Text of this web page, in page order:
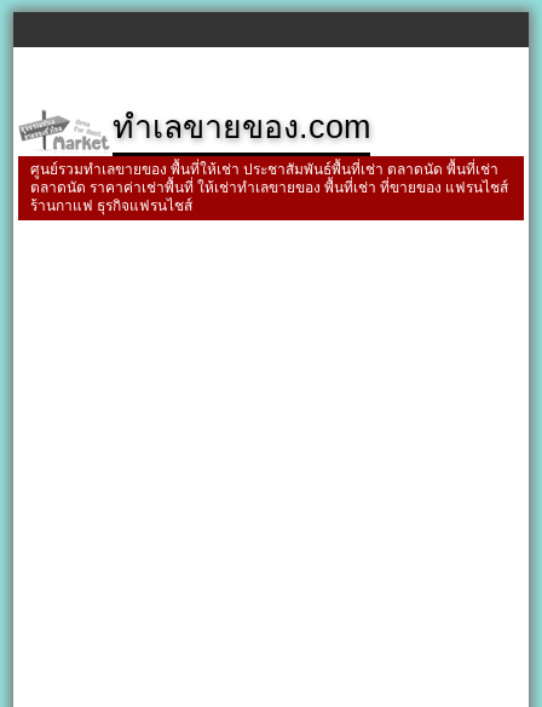
ทำเลขายของ.com
ศูนย์รวมทำเลขายของ พื้นที่ให้เช่า ประชาสัมพันธ์พื้นที่เช่า ตลาดนัด พื้นที่เช่า
ตลาดนัด ราคาค่าเช่าพื้นที่ ให้เช่าทำเลขายของ พื้นที่เช่า ที่ขายของ แฟรนไชส์
ร้านกาแฟ ธุรกิจแฟรนไชส์